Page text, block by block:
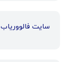
سایت فالووریاب